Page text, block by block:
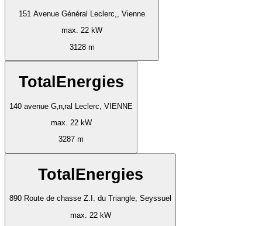
151 Avenue Général Leclerc,, Vienne
max. 22 kW
3128 m
TotalEnergies
140 avenue G‚n‚ral Leclerc, VIENNE
max. 22 kW
3287 m
TotalEnergies
890 Route de chasse Z.I. du Triangle, Seyssuel
max. 22 kW